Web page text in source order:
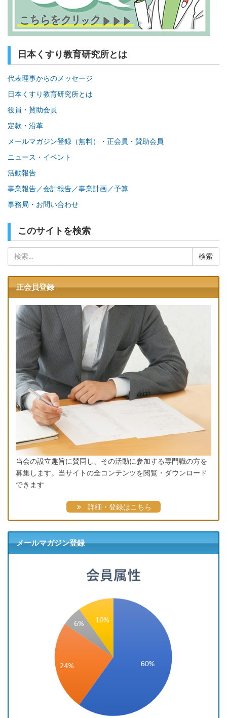
日本くすり教育研究所とは
代表理事からのメッセージ
日本くすり教育研究所とは
役員・賛助会員
定款・沿革
メールマガジン登録（無料）・正会員・賛助会員
ニュース・イベント
活動報告
事業報告／会計報告／事業計画／予算
事務局・お問い合わせ
このサイトを検索
索:
正会員登録
当会の設立趣旨に賛同し、その活動に参加する専門職の方を
募集します。当サイトの全コンテンツを閲覧・ダウンロード
できます
詳細・登録はこちら
メールマガジン登録